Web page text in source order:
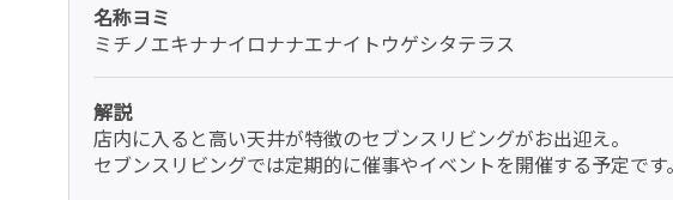
名称ヨミ
ミチノエキナナイロナナエナイトウゲシタテラス
解説
店内に入ると高い天井が特徴のセブンスリビングがお出迎え。
セブンスリビングでは定期的に催事やイベントを開催する予定です。